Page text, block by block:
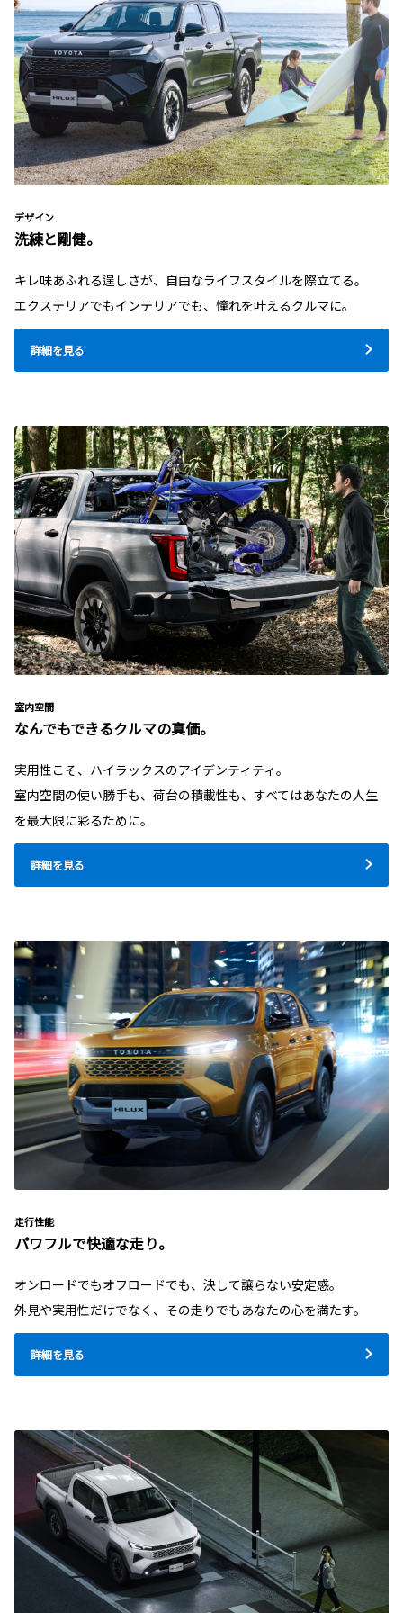
デザイン
洗練と剛健。
キレ味あふれる逞しさが、自由なライフスタイルを際立てる。
エクステリアでもインテリアでも、憧れを叶えるクルマに。
詳細を見る
室内空間
なんでもできるクルマの真価。
実用性こそ、ハイラックスのアイデンティティ。
室内空間の使い勝手も、荷台の積載性も、すべてはあなたの人生
を最大限に彩るために。
詳細を見る
走行性能
パワフルで快適な走り。
オンロードでもオフロードでも、決して譲らない安定感。
外見や実用性だけでなく、その走りでもあなたの心を満たす。
詳細を見る